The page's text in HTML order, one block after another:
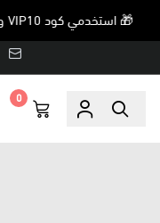
🎁 استخدمي كود VIP10 واحصلي على خصم 10% على جميع المنتجات غير المخفضة ✨
0